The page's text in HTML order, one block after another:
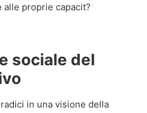
alle proprie capacit?
sociale del
in una visione della